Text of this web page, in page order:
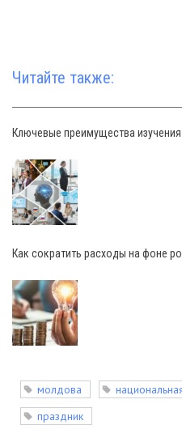
Читайте также:
Ключевые преимущества
Как сократить расходы на фоне
молдова
праздник